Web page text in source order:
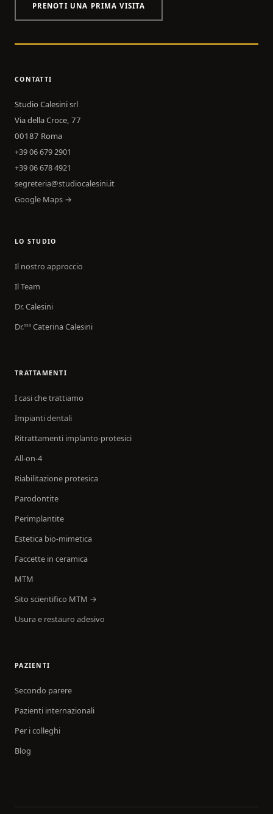
PRENOTI UNA PRIMA VISITA
CONTATTI
Studio Calesini srl
Via della Croce, 77
00187 Roma
+39 06 679 2901
+39 06 678 4921
segreteria@studiocalesini.it
Google Maps →
LO STUDIO
Il nostro approccio
Il Team
Dr. Calesini
Dr.ssa Caterina Calesini
TRATTAMENTI
I casi che trattiamo
Impianti dentali
Ritrattamenti implanto-protesici
All-on-4
Riabilitazione protesica
Parodontite
Perimplantite
Estetica bio-mimetica
Faccette in ceramica
MTM
Sito scientifico MTM →
Usura e restauro adesivo
PAZIENTI
Secondo parere
Pazienti internazionali
Per i colleghi
Blog